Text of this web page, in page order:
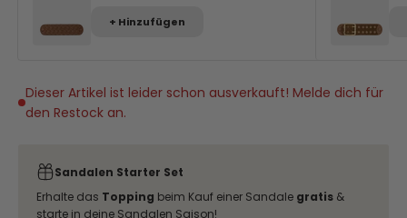
+ Hinzufügen
Dieser Artikel ist leider schon ausverkauft! Melde dich für
den Restock an.
Sandalen Starter Set
Erhalte das Topping beim Kauf einer Sandale gratis &
starte in deine Sandalen Saison!